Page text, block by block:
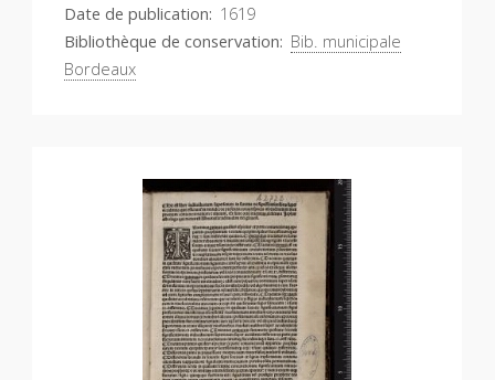
Date de publication 1619
Bibliothèque de conservation Bib. municipale
Bordeaux